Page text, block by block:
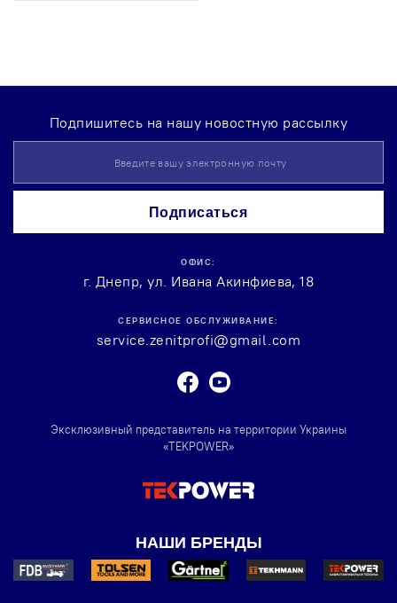
Подпишитесь на нашу новостную рассылку
Up
for
Newsletter:
Подписаться
ОФИС:
г. Днепр, ул. Ивана Акинфиева, 18
СЕРВИСНОЕ ОБСЛУЖИВАНИЕ:
service.zenitprofi@gmail.com
FacebookYoutube
Эксклюзивный представитель на территории Украины
«TEKPOWER»
НАШИ БРЕНДЫ